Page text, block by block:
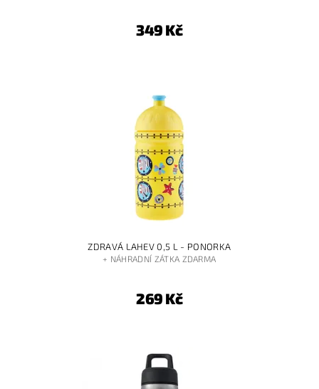
349 Kč
ZDRAVÁ LAHEV 0,5 L - PONORKA
+ NÁHRADNÍ ZÁTKA ZDARMA
269 Kč